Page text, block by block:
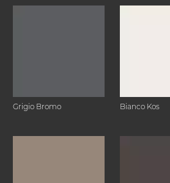
Grigio Bromo Bianco Kos